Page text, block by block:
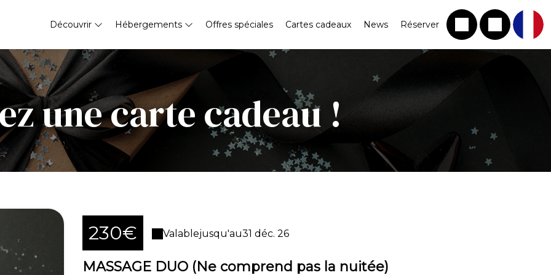
Découvrir Hébergements Offres spéciales Cartes cadeaux News Réserver
une carte cadeau !
230€ Valablejusqu'au31 déc. 26
MASSAGE DUO (Ne comprend pas la nuitée)